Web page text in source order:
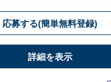
FI/CO領域を担当想定
・運用に伴うスコープ拡大
は以下の業務を実施予定
-顧客フェイシングによる
応募する(簡単無料登録)
詳細を表示